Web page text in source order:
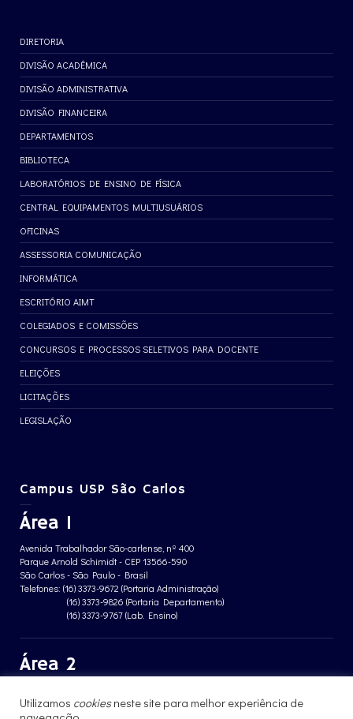
DIRETORIA
DIVISÃO ACADÊMICA
DIVISÃO ADMINISTRATIVA
DIVISÃO FINANCEIRA
DEPARTAMENTOS
BIBLIOTECA
LABORATÓRIOS DE ENSINO DE FÍSICA
CENTRAL EQUIPAMENTOS MULTIUSUÁRIOS
OFICINAS
ASSESSORIA COMUNICAÇÃO
INFORMÁTICA
ESCRITÓRIO AIMT
COLEGIADOS E COMISSÕES
CONCURSOS E PROCESSOS SELETIVOS PARA DOCENTE
ELEIÇÕES
LICITAÇÕES
LEGISLAÇÃO
Campus USP São Carlos
Área 1
Avenida Trabalhador São-carlense, nº 400
Parque Arnold Schimidt - CEP 13566-590
São Carlos - São Paulo - Brasil
Telefones: (16) 3373-9672 (Portaria Administração)
(16) 3373-9826 (Portaria Departamento)
(16) 3373-9767 (Lab. Ensino)
Área 2
Jardim Santa Angelina - CEP 13563-120
São Carlos - São Paulo - Brasil
Utilizamos cookiesneste site para melhor experiência de